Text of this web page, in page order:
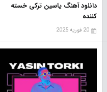
دانلود آهنگ یاسین ترکی خسته
کننده
20 فوریه 2025